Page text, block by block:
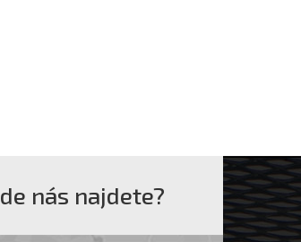
nás najdete?